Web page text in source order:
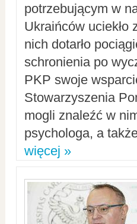
potrzebującym w
Ukraińców uciekło
nich dotarło
schronienia po
PKP swoje
Stowarzyszenia
mogli znaleźć w
psychologa, a
więcej »